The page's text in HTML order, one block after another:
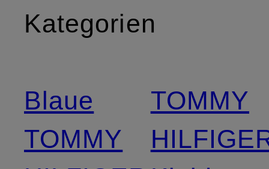
Kategorien
Blaue
TOMMY
TOMMY